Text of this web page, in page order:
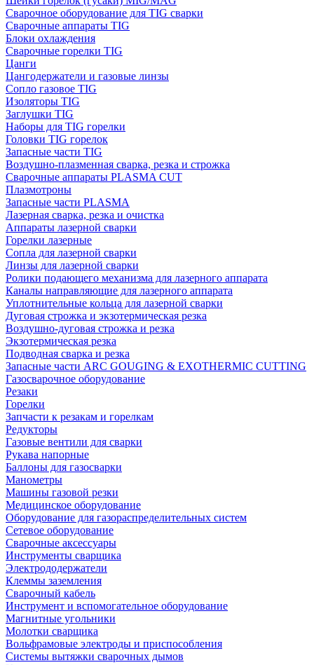
Сварочное оборудование для TIG сварки
Сварочные аппараты TIG
Блоки охлаждения
Сварочные горелки TIG
Цанги
Цангодержатели и газовые линзы
Сопло газовое TIG
Изоляторы TIG
Заглушки TIG
Наборы для TIG горелки
Головки TIG горелок
Запасные части TIG
Воздушно-плазменная сварка, резка и строжка
Сварочные аппараты PLASMA CUT
Плазмотроны
Запасные части PLASMA
Лазерная сварка, резка и очистка
Аппараты лазерной сварки
Горелки лазерные
Сопла для лазерной сварки
Линзы для лазерной сварки
Ролики подающего механизма для лазерного аппарата
Каналы направляющие для лазерного аппарата
Уплотнительные кольца для лазерной сварки
Дуговая строжка и экзотермическая резка
Воздушно-дуговая строжка и резка
Экзотермическая резка
Подводная сварка и резка
Запасные части ARC GOUGING & EXOTHERMIC CUTTING
Газосварочное оборудование
Резаки
Горелки
Запчасти к резакам и горелкам
Редукторы
Газовые вентили для сварки
Рукава напорные
Баллоны для газосварки
Манометры
Машины газовой резки
Медицинское оборудование
Оборудование для газораспределительных систем
Сетевое оборудование
Сварочные аксессуары
Инструменты сварщика
Электрододержатели
Клеммы заземления
Сварочный кабель
Инструмент и вспомогательное оборудование
Магнитные угольники
Молотки сварщика
Вольфрамовые электроды и приспособления
Системы вытяжки сварочных дымов